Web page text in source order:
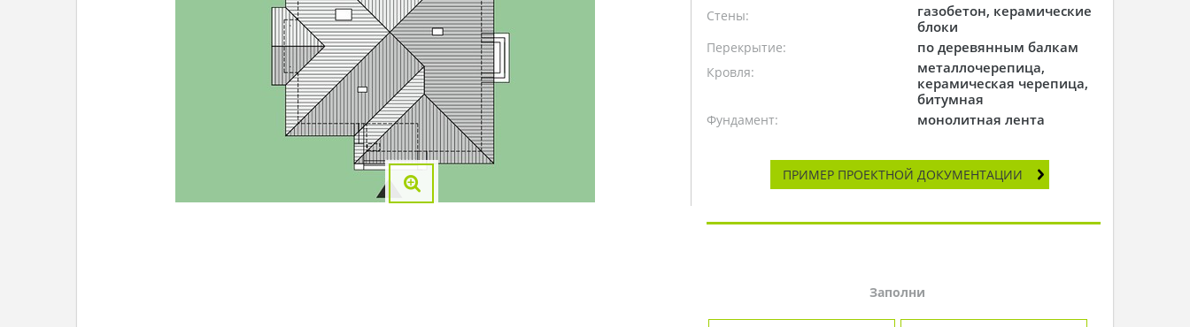
Стены:
газобетон, керамические
блоки
Перекрытие: по деревянным балкам
Кровля:
металлочерепица,
керамическая черепица,
битумная
Фундамент: монолитная лента
ПРИМЕР ПРОЕКТНОЙ ДОКУМЕНТАЦИИ
Заполни